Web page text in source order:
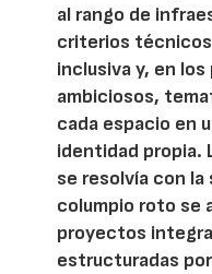
al rango de
criterios
inclusiva y, en
ambiciosos,
cada espacio en
identidad propia.
se resolvía con
columpio roto se
proyectos
estructuradas